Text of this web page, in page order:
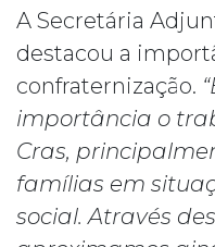
A Secretária
destacou a
confraternização.
importância o
Cras,
famílias em
social. Através